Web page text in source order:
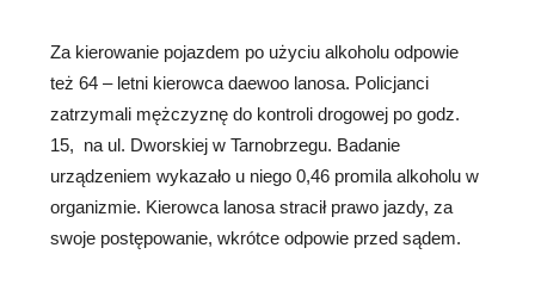
Za kierowanie pojazdem po użyciu alkoholu odpowie
też 64 – letni kierowca daewoo lanosa. Policjanci
zatrzymali mężczyznę do kontroli drogowej po godz.
15, na ul. Dworskiej w Tarnobrzegu. Badanie
urządzeniem wykazało u niego 0,46 promila alkoholu w
organizmie. Kierowca lanosa stracił prawo jazdy, za
swoje postępowanie, wkrótce odpowie przed sądem.